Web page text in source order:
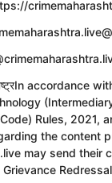
accordance
Rules, 2021,
the content
may send their